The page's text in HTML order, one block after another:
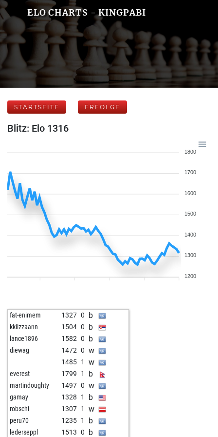
ELO CHARTS - KINGPABI
STARTSEITE ERFOLGE
Blitz: Elo 1316
1800
1700
1600
1500
1400
1300
1200
fat-enimem 1327 0 b
kkiizzaann 1504 0 b
lance1896 1582 0 b
diewag 1472 0 w
1485 1 w
everest 1799 1 b
martindoughty 1497 0 w
gamay 1328 1 b
robschi 1307 1 w
peru70 1235 1 b
lederseppl 1513 0 b